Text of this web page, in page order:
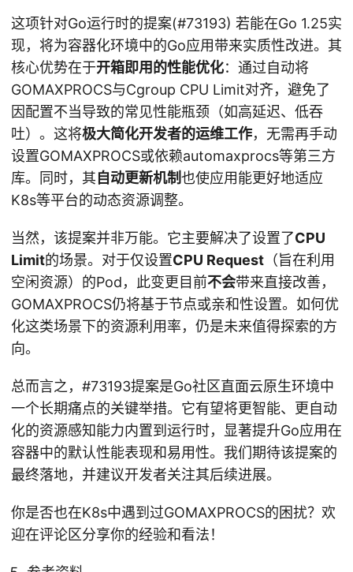
这项针对Go运行时的提案(#73193) 若能在Go 1.25实
现，将为容器化环境中的Go应用带来实质性改进。其
核心优势在于开箱即用的性能优化：通过自动将
GOMAXPROCS与Cgroup CPU Limit对齐，避免了
因配置不当导致的常见性能瓶颈（如高延迟、低吞
吐）。这将极大简化开发者的运维工作，无需再手动
设置GOMAXPROCS或依赖automaxprocs等第三方
库。同时，其自动更新机制也使应用能更好地适应
K8s等平台的动态资源调整。
当然，该提案并非万能。它主要解决了设置了CPU
Limit的场景。对于仅设置CPU Request （旨在利用
空闲资源）的Pod，此变更目前不会带来直接改善，
GOMAXPROCS仍将基于节点或亲和性设置。如何优
化这类场景下的资源利用率，仍是未来值得探索的方
向。
总而言之，#73193提案是Go社区直面云原生环境中
一个长期痛点的关键举措。它有望将更智能、更自动
化的资源感知能力内置到运行时，显著提升Go应用在
容器中的默认性能表现和易用性。我们期待该提案的
最终落地，并建议开发者关注其后续进展。
你是否也在K8s中遇到过GOMAXPROCS的困扰？欢
迎在评论区分享你的经验和看法！